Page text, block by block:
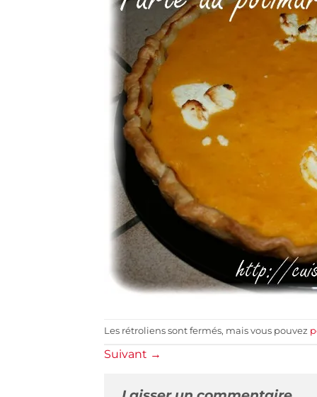
Les rétroliens sont fermés, mais vous pouvez
Suivant →